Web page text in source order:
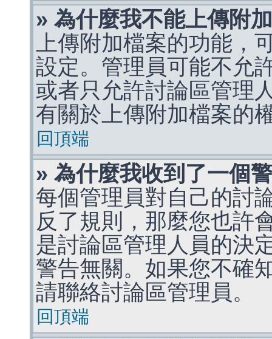
» 為什麼我不能上傳附
上傳附加檔案的功能，
設定。管理員可能不允
或者只允許討論區管理
有關於上傳附加檔案的
回頂端
» 為什麼我收到了一個
每個管理員對自己的討
反了規則，那麼您也許
是討論區管理人員的決
警告無關。如果您不確
請聯絡討論區管理員。
回頂端